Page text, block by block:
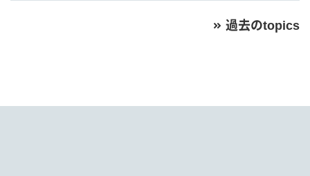
過去のtopics